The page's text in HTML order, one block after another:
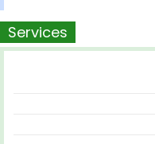
Services